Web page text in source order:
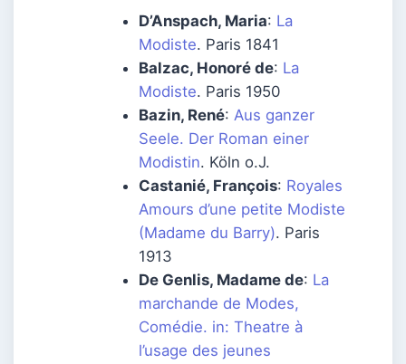
D’Anspach, Maria: La
Modiste. Paris 1841
Balzac, Honoré de: La
Modiste. Paris 1950
Bazin, René: Aus ganzer
Seele. Der Roman einer
Modistin. Köln o.J.
Castanié, François: Royales
Amours d’une petite Modiste
(Madame du Barry). Paris
1913
De Genlis, Madame de: La
marchande de Modes,
Comédie. in: Theatre à
l’usage des jeunes